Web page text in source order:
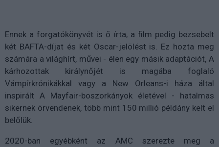
Ennek a forgatókönyvét is ő írta, a film pedig bezsebelt
két BAFTA-díjat és két Oscar-jelölést is. Ez hozta meg
számára a világhírt, művei - élen egy másik adaptációt, A
kárhozottak királynőjét is magába foglaló
Vámpírkrónikákkal vagy a New Orleans-i háza által
inspirált A Mayfair-boszorkányok életével - hatalmas
sikernek örvendenek, több mint 150 millió példány kelt el
belőlük.
2020-ban egyébként az AMC szerezte meg a